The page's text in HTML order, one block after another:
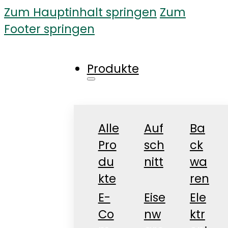
Zum Hauptinhalt springen Zum
Footer springen
Produkte
Alle
Pro
du
kte
Auf
sch
nitt
Ba
ck
wa
ren
E-
Co
Eise
nw
Ele
ktr